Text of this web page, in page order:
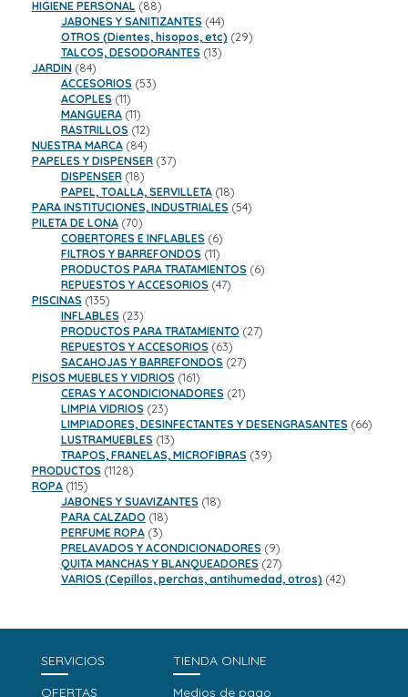
productos
HIGIENE PERSONAL 8888
productos
JABONES Y SANITIZANTES 4444
productos
OTROS (Dientes, hisopos, etc) 2929
TALCOS, DESODORANTES 1313
JARDIN 8484
productos
ACCESORIOS 5353
ACOPLES 1111
productos
MANGUERA 1111
productos
RASTRILLOS 1212
productos
NUESTRA MARCA 8484
productos
PAPELES Y DISPENSER 3737
DISPENSER 1818
productos
PAPEL, TOALLA, SERVILLETA 1818
productos
PARA INSTITUCIONES, INDUSTRIALES 5454
PILETA DE LONA 7070
productos
COBERTORES E INFLABLES 66
productos
FILTROS Y BARREFONDOS 1111
productos
PRODUCTOS PARA TRATAMIENTOS 66
REPUESTOS Y ACCESORIOS 4747
PISCINAS 135135
productos
INFLABLES 2323
productos
PRODUCTOS PARA TRATAMIENTO 2727
REPUESTOS Y ACCESORIOS 6363
productos
SACAHOJAS Y BARREFONDOS 2727
PISOS MUEBLES Y VIDRIOS 161161
productos
CERAS Y ACONDICIONADORES 2121
LIMPIA VIDRIOS 2323
productos
LIMPIADORES, DESINFECTANTES Y DESENGRASANTES 6666
LUSTRAMUEBLES 1313
productos
TRAPOS, FRANELAS, MICROFIBRAS 3939
PRODUCTOS 11281128
ROPA 115115
productos
JABONES Y SUAVIZANTES 1818
PARA CALZADO 1818
PERFUME ROPA 33
productos
PRELAVADOS Y ACONDICIONADORES 99
productos
QUITA MANCHAS Y BLANQUEADORES 2727
productos
VARIOS (Cepillos, perchas, antihumedad, otros) 4242
SERVICIOS
OFERTAS
TIENDA ONLINE
Medios de pago